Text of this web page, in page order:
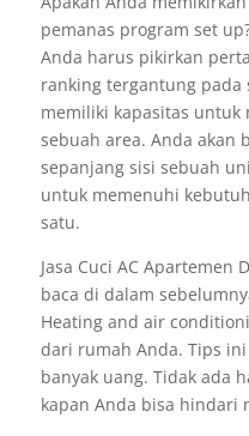
pemanas program set
Anda harus pikirkan
ranking tergantung pada
memiliki kapasitas untuk
sebuah area. Anda akan
sepanjang sisi sebuah
untuk memenuhi
satu.
Jasa Cuci AC Apartemen
baca di dalam
Heating and air
dari rumah Anda. Tips
banyak uang. Tidak ada
kapan Anda bisa hindari